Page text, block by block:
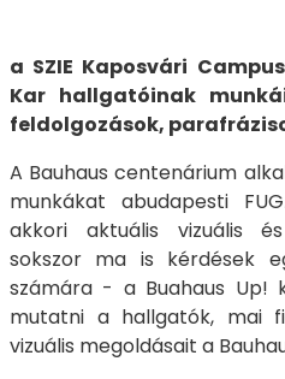
a SZIE Kaposvári
Kar hallgatóinak
feldolgozások,
A Bauhaus centenárium
munkákat abudapesti
akkori aktuális vizuális
sokszor ma is kérdések
számára - a Buahaus Up!
mutatni a hallgatók, mai
vizuális megoldásait a